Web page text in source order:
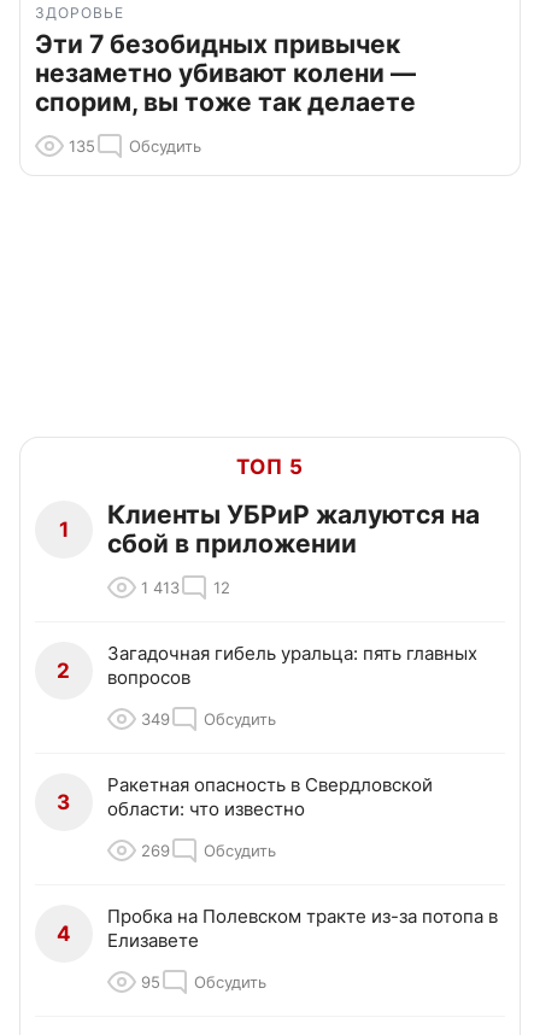
ЗДОРОВЬЕ
Эти 7 безобидных привычек
незаметно убивают колени —
спорим, вы тоже так делаете
135 Обсудить
ТОП 5
1
Клиенты УБРиР жалуются на
сбой в приложении
1 413 12
2
Загадочная гибель уральца: пять главных
вопросов
349 Обсудить
3
Ракетная опасность в Свердловской
области: что известно
269 Обсудить
4
Пробка на Полевском тракте из-за потопа в
Елизавете
95 Обсудить